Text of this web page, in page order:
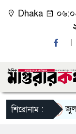
Dhaka
শিরোনাম : জুলাই